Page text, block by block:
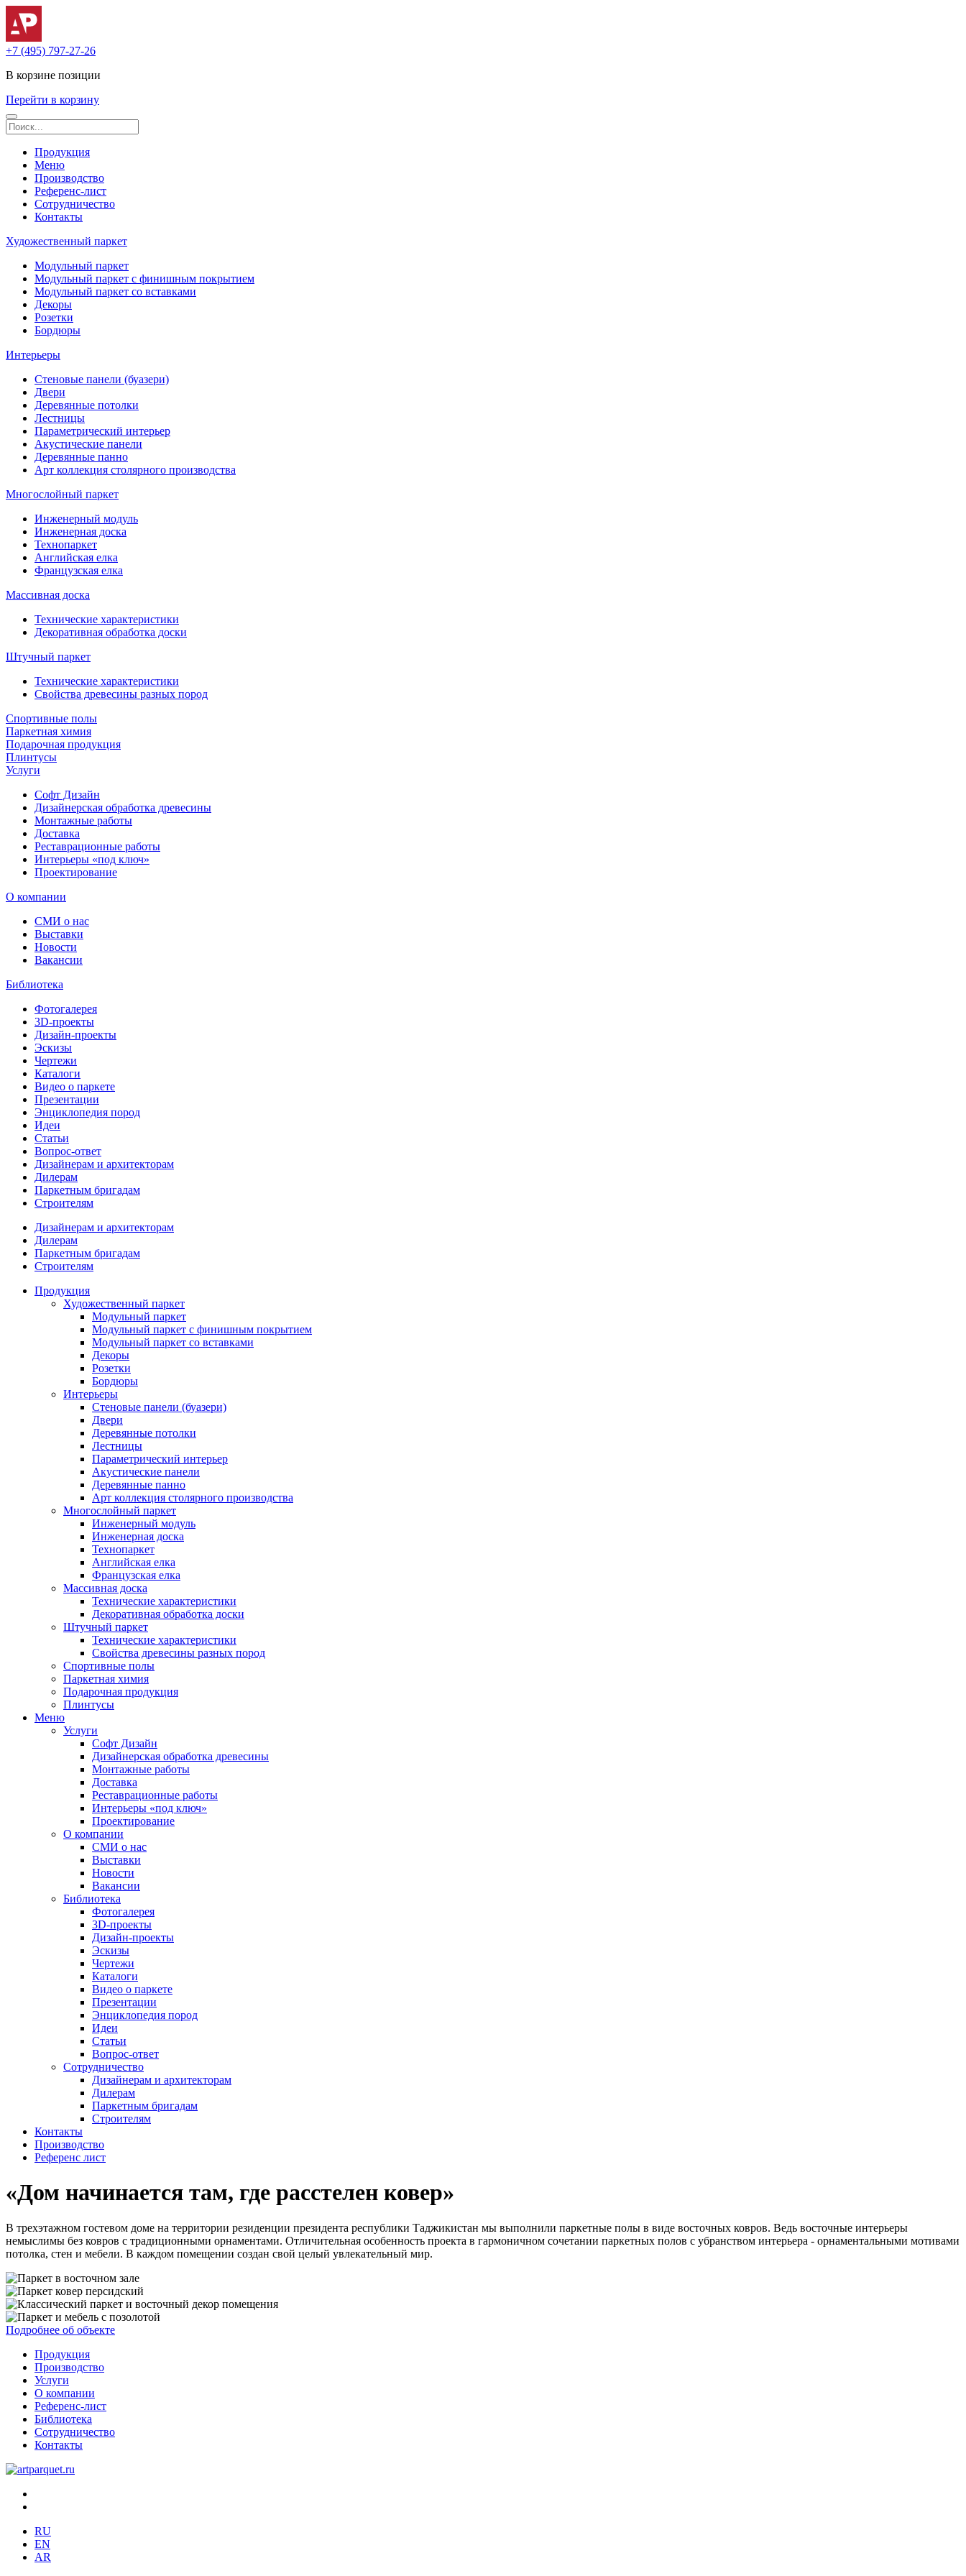
+7 (495) 797-27-26
В корзине позиции
Перейти в корзину
Продукция
Меню
Производство
Референс-лист
Сотрудничество
Контакты
Художественный паркет
Модульный паркет
Модульный паркет с финишным покрытием
Модульный паркет со вставками
Декоры
Розетки
Бордюры
Интерьеры
Стеновые панели (буазери)
Двери
Деревянные потолки
Лестницы
Параметрический интерьер
Акустические панели
Деревянные панно
Арт коллекция столярного производства
Многослойный паркет
Инженерный модуль
Инженерная доска
Технопаркет
Английская елка
Французская елка
Массивная доска
Технические характеристики
Декоративная обработка доски
Штучный паркет
Технические характеристики
Свойства древесины разных пород
Спортивные полы
Паркетная химия
Подарочная продукция
Плинтусы
Услуги
Софт Дизайн
Дизайнерская обработка древесины
Монтажные работы
Доставка
Реставрационные работы
Интерьеры «под ключ»
Проектирование
О компании
СМИ о нас
Выставки
Новости
Вакансии
Библиотека
Фотогалерея
3D-проекты
Дизайн-проекты
Эскизы
Чертежи
Каталоги
Видео о паркете
Презентации
Энциклопедия пород
Идеи
Статьи
Вопрос-ответ
Дизайнерам и архитекторам
Дилерам
Паркетным бригадам
Строителям
Дизайнерам и архитекторам
Дилерам
Паркетным бригадам
Строителям
Продукция
Художественный паркет
Модульный паркет
Модульный паркет с финишным покрытием
Модульный паркет со вставками
Декоры
Розетки
Бордюры
Интерьеры
Стеновые панели (буазери)
Двери
Деревянные потолки
Лестницы
Параметрический интерьер
Акустические панели
Деревянные панно
Арт коллекция столярного производства
Многослойный паркет
Инженерный модуль
Инженерная доска
Технопаркет
Английская елка
Французская елка
Массивная доска
Технические характеристики
Декоративная обработка доски
Штучный паркет
Технические характеристики
Свойства древесины разных пород
Спортивные полы
Паркетная химия
Подарочная продукция
Плинтусы
Меню
Услуги
Софт Дизайн
Дизайнерская обработка древесины
Монтажные работы
Доставка
Реставрационные работы
Интерьеры «под ключ»
Проектирование
О компании
СМИ о нас
Выставки
Новости
Вакансии
Библиотека
Фотогалерея
3D-проекты
Дизайн-проекты
Эскизы
Чертежи
Каталоги
Видео о паркете
Презентации
Энциклопедия пород
Идеи
Статьи
Вопрос-ответ
Сотрудничество
Дизайнерам и архитекторам
Дилерам
Паркетным бригадам
Строителям
Контакты
Производство
Референс лист
«Дом начинается там, где расстелен ковер»
В трехэтажном гостевом доме на территории резиденции президента республики Таджикистан мы выполнили паркетные полы в виде восточных ковров. Ведь восточные интерьеры
немыслимы без ковров с традиционными орнаментами. Отличительная особенность проекта в гармоничном сочетании паркетных полов с убранством интерьера - орнаментальными мотивами
потолка, стен и мебели. В каждом помещении создан свой целый увлекательный мир.
Подробнее об объекте
Продукция
Производство
Услуги
О компании
Референс-лист
Библиотека
Сотрудничество
Контакты
RU
EN
AR